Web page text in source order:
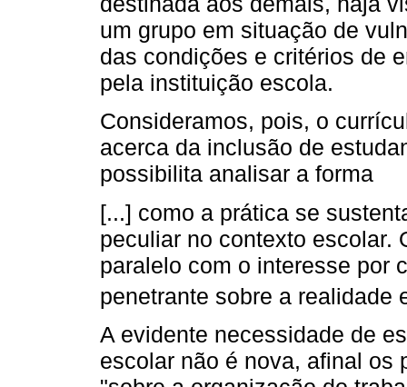
um grupo em situação de
das condições e critérios de
pela instituição escola.
Consideramos, pois, o
acerca da inclusão de
possibilita analisar a forma
[...] como a prática se
peculiar no contexto escolar.
paralelo com o interesse por
penetrante sobre a realidade
A evidente necessidade de
escolar não é nova, afinal os